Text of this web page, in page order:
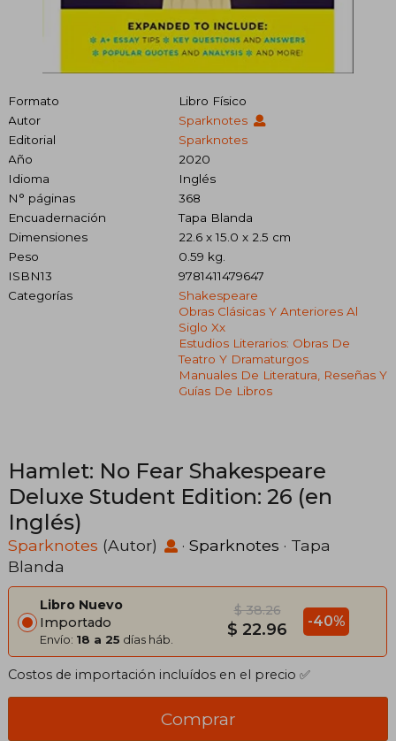
Formato
Libro Físico
Autor
Sparknotes
Editorial
Sparknotes
Año
2020
Idioma
Inglés
N° páginas
368
Encuadernación
Tapa Blanda
Dimensiones
22.6 x 15.0 x 2.5 cm
Peso
0.59 kg.
ISBN13
9781411479647
Categorías
Shakespeare
Obras Clásicas Y Anteriores Al
Siglo Xx
Estudios Literarios: Obras De
Teatro Y Dramaturgos
Manuales De Literatura, Reseñas Y
Guías De Libros
Hamlet: No Fear Shakespeare
Deluxe Student Edition: 26 (en
Inglés)
Sparknotes (Autor) · Sparknotes · Tapa
Blanda
Libro Nuevo
Importado
Envío: 18 a 25 días háb.
$ 38.26
$ 22.96 -40%
Costos de importación incluídos en el precio ✅
Comprar